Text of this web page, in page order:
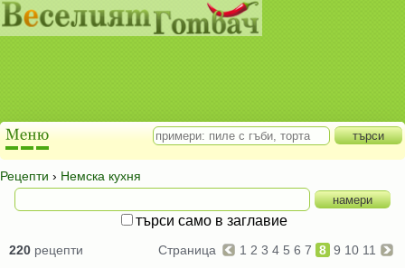
Рецепти › Немска кухня
търси само в заглавие
220 рецепти Страница 1 2 3 4 5 6 7 8 9 10 11